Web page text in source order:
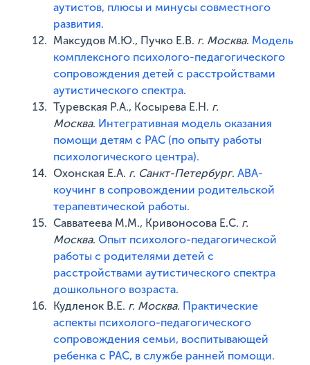
аутистов, плюсы и минусы совместного
развития.
Максудов М.Ю., Пучко Е.В. г. Москва. Модель
комплексного психолого-педагогического
сопровождения детей с расстройствами
аутистического спектра.
Туревская Р.А., Косырева Е.Н. г.
Москва. Интегративная модель оказания
помощи детям с РАС (по опыту работы
психологического центра).
Охонская Е.А. г. Санкт-Петербург. АВА-
коучинг в сопровождении родительской
терапевтической работы.
Савватеева М.М., Кривоносова Е.С. г.
Москва.Опыт психолого-педагогической
работы с родителями детей с
расстройствами аутистического спектра
дошкольного возраста.
Кудленок В.Е. г. Москва. Практические
аспекты психолого-педагогического
сопровождения семьи, воспитывающей
ребенка с РАС, в службе ранней помощи.